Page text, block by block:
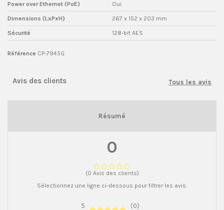
Power over Ethernet (PoE) Oui
Dimensions (LxPxH) 267 x 152 x 203 mm
Sécurité 128-bit AES
Référence CP-7945G
Avis des clients Tous les avis
Résumé
0
(0 Avis des clients)
Sélectionnez une ligne ci-dessous pour filtrer les avis.
5
(0)